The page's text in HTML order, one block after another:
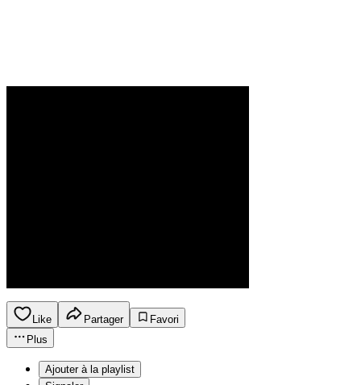
Like Partager
Favori
Plus
Ajouter à la playlist